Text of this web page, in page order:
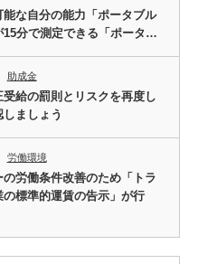
能な自分の能力「ポータブル
15分で測定できる「ポータ…
助成金
受給の罰則とリスクを再度し
ましょう
労働環境
の労働条件改善のため「トラ
の標準的運賃の告示」が行